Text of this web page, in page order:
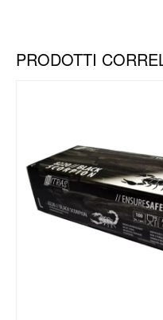
PRODOTTI